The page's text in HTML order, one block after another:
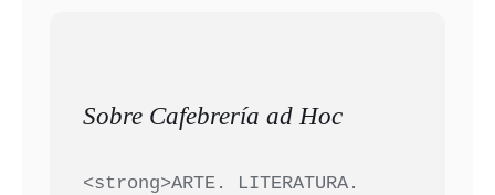
Sobre Cafebrería ad Hoc
<strong>ARTE. LITERATURA.